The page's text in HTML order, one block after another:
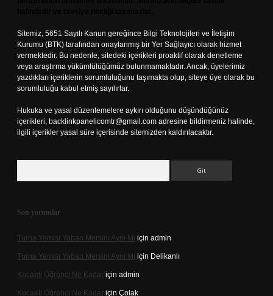
Sitemiz, 5651 Sayılı Kanun gereğince Bilgi Teknolojileri ve İletişim
Kurumu (BTK) tarafından onaylanmış bir Yer Sağlayıcı olarak hizmet
vermektedir. Bu nedenle, sitedeki içerikleri proaktif olarak denetleme
veya araştırma yükümlülüğümüz bulunmamaktadır. Ancak, üyelerimiz
yazdıkları içeriklerin sorumluluğunu taşımakta olup, siteye üye olarak bu
sorumluluğu kabul etmiş sayılırlar.
Hukuka ve yasal düzenlemelere aykırı olduğunu düşündüğünüz
içerikleri, backlinkpanelicomtr@gmail.com adresine bildirmeniz halinde,
ilgili içerikler yasal süre içerisinde sitemizden kaldırılacaktır.
Son yorumlar
Turna Yemisi Yaban Mersini Aynı Mı için admin
Turna Yemisi Yaban Mersini Aynı Mı için Delikanlı
Kocaeli Öğrenci Ne Kadar için admin
Kocaeli Öğrenci Ne Kadar için Çolak